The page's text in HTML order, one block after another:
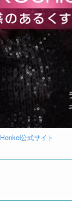
Henkel公式サイト